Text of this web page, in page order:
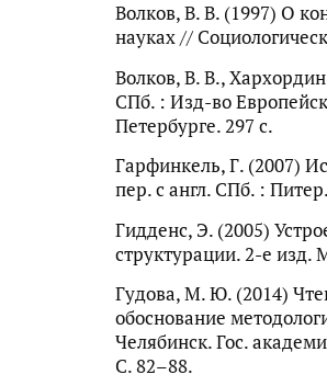
Волков, В. В. (1997) О
науках //
Волков, В. В.,
СПб. : Изд-во
Петербурге. 297 с.
Гарфинкель, Г. (2007)
пер. с англ. СПб. :
Гидденс, Э. (2005)
структурации. 2-е изд.
Гудова, М. Ю. (2014)
обоснование
Челябинск. Гос.
С. 82–88.